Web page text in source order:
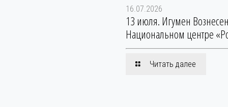
16.07.2026
13 июля. Игумен
Национальном центре
Читать далее